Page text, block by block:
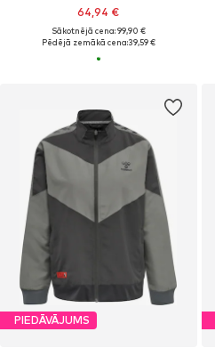
64,94 €
Sākotnējā cena: 99,90 €
Pēdējā zemākā cena:39,59 €
PIEDĀVĀJUMS